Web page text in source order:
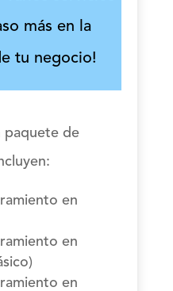
más en la
tu negocio!
paquete de
en
en
en